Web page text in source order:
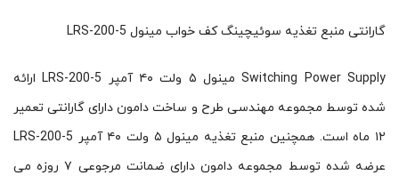
گارانتی منبع تغذیه سوئیچینگ کف خواب مینول LRS-200-5
Switching Power Supply مینول ۵ ولت ۴۰ آمپر LRS-200-5 ارائه
شده توسط مجموعه مهندسی طرح و ساخت دامون دارای گارانتی تعمیر
۱۲ ماه است. همچنین منبع تغذیه مینول ۵ ولت ۴۰ آمپر LRS-200-5
عرضه شده توسط مجموعه دامون دارای ضمانت مرجوعی ۷ روزه می